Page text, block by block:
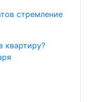
стремление
квартиру?